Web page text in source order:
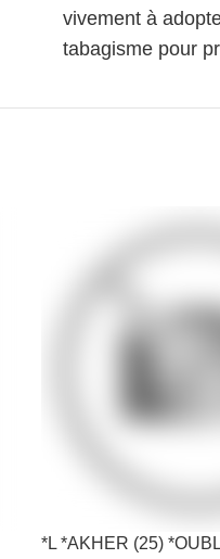
vivement à
tabagisme pour
*L *AKHER (25)